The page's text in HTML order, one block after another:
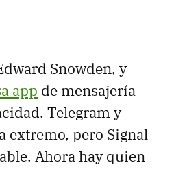
Snowden, y
app de mensajería
Telegram y
extremo, pero Signal
Ahora hay quien